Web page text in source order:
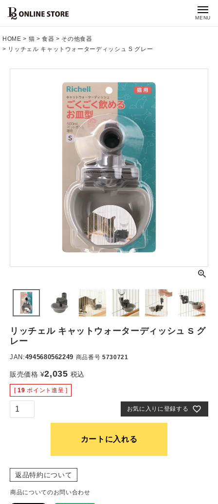
MENU
HOME 猫 食器
その他食器
リッチェル キャットウォーターディッシュ S グレー
リッチェル キャットウォーターディッシュ S グ
レー
JAN:4945680562249 商品番号 5730721
販売価格 ¥2,035 税込
[ 19 ポイント進呈 ]
お気に入りに登録する
カートに入れる
返品特約について
商品についてのお問い合わせ